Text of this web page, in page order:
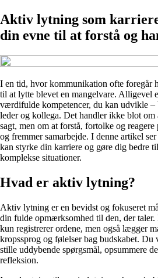
Aktiv lytning som
din evne til at forstå og
I en tid, hvor kommunikation ofte foregår
til at lytte blevet en mangelvare. Alligevel
værdifulde kompetencer, du kan udvikle –
leder og kollega. Det handler ikke blot om
sagt, men om at forstå, fortolke og
og fremmer samarbejde. I denne artikel
kan styrke din karriere og gøre dig bedre
komplekse situationer.
Hvad er aktiv lytning?
Aktiv lytning er en bevidst og fokuseret
din fulde opmærksomhed til den, der
kun registrerer ordene, men også lægger
kropssprog og følelser bag budskabet. Du
stille uddybende spørgsmål, opsummere
refleksion.